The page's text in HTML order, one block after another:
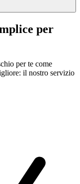
per
per te come
il nostro servizio